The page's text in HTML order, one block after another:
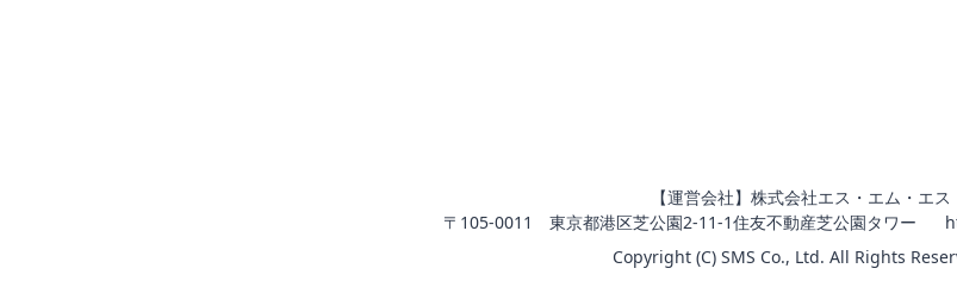
【運営会社】株式会社エス・エム・エス
〒105-0011 東京都港区芝公園2-11-1住友不動産芝公園タワー
Copyright (C) SMS Co., Ltd. All Rights